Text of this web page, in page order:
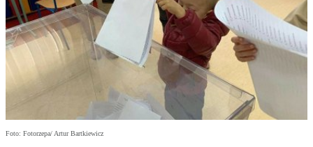
Foto: Fotorzepa/ Artur Bartkiewicz